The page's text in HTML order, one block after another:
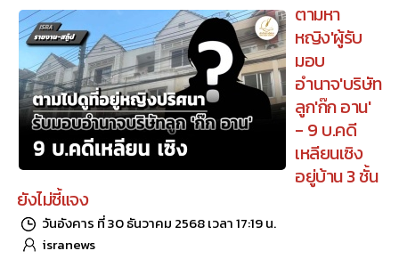
ตามหา
หญิง'ผู้รับ
มอบ
อำนาจ'บริษัท
ลูก'ก๊ก อาน'
- 9 บ.คดี
เหลียนเซิง
อยู่บ้าน 3 ชั้น
ยังไม่ชี้แจง
วันอังคาร ที่ 30 ธันวาคม 2568 เวลา 17:19 น.
isranews